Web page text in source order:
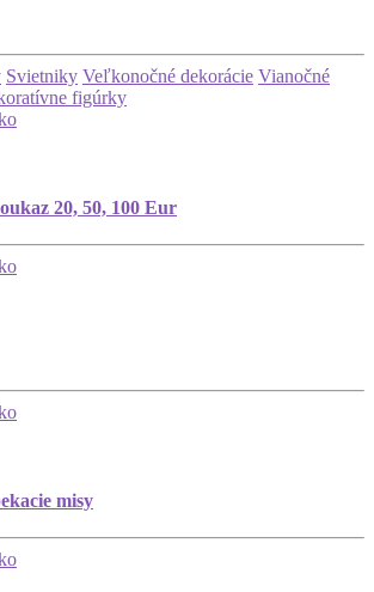
Svietniky Veľkonočné dekorácie Vianočné
figúrky
20, 50, 100 Eur
misy